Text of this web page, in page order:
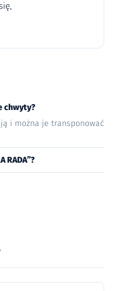
chwyty?
i można je transponować
RADA”?